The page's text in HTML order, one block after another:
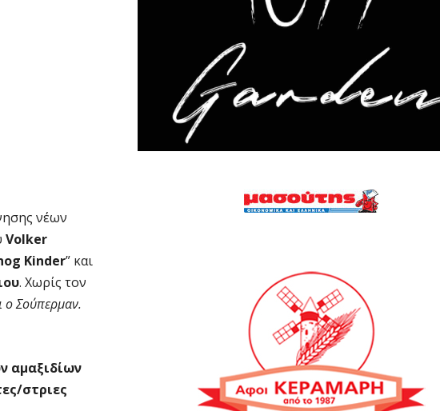
νέων
Volker
Kinder” και
. Χωρίς τον
ο Σούπερμαν.
αμαξιδίων
στριες